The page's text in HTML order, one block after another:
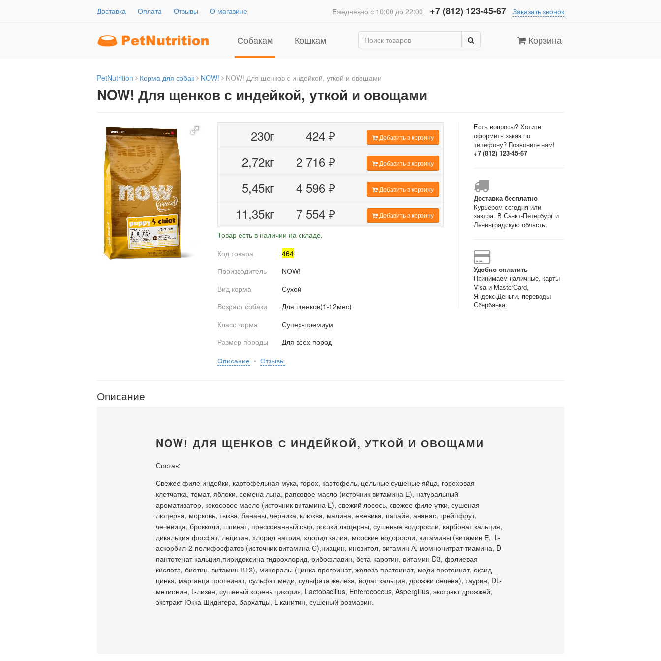
Доставка Оплата Отзывы О магазине Ежедневно с 10:00 до 22:00 +7 (812) 123-45-67 Заказать звонок
Собакам Кошкам Корзина
PetNutrition Корма для собак NOW! NOW! Для щенков с индейкой, уткой и овощами
NOW! Для щенков с индейкой, уткой и овощами
230г 424 ₽ Добавить в корзину
2,72кг 2 716 ₽ Добавить в корзину
5,45кг 4 596 ₽ Добавить в корзину
11,35кг 7 554 ₽ Добавить в корзину
Товар есть в наличии на складе.
Код товара
464
Производитель
NOW!
Вид корма
Сухой
Возраст собаки
Для щенков(1-12мес)
Класс корма
Супер-премиум
Размер породы
Для всех пород
Описание • Отзывы
Есть вопросы? Хотите
оформить заказ по
телефону? Позвоните нам!
+7 (812) 123-45-67
Доставка бесплатно
Курьером сегодня или
завтра. В Санкт-Петербург и
Ленинградскую область.
Удобно оплатить
Принимаем наличные, карты
Visa и MasterCard,
Яндекс.Деньги, переводы
Сбербанка.
Описание
NOW! ДЛЯ ЩЕНКОВ С ИНДЕЙКОЙ, УТКОЙ И ОВОЩАМИ
Состав:
Свежее филе индейки, картофельная мука, горох, картофель, цельные сушеные яйца, гороховая
клетчатка, томат, яблоки, семена льна, рапсовое масло (источник витамина Е), натуральный
ароматизатор, кокосовое масло (источник витамина Е), свежий лосось, свежее филе утки, сушеная
люцерна, морковь, тыква, бананы, черника, клюква, малина, ежевика, папайя, ананас, грейпфрут,
чечевица, брокколи, шпинат, прессованный сыр, ростки люцерны, сушеные водоросли, карбонат кальция,
дикальция фосфат, лецитин, хлорид натрия, хлорид калия, морские водоросли, витамины (витамин Е, L-
аскорбил-2-полифосфатов (источник витамина С),ниацин, инозитол, витамин А, момнонитрат тиамина, D-
пантотенат кальция,пиридоксина гидрохлорид, рибофлавин, бета-каротин, витамин D3, фолиевая
кислота, биотин, витамин В12), минералы (цинка протеинат, железа протеинат, меди протеинат, оксид
цинка, марганца протеинат, сульфат меди, сульфата железа, йодат кальция, дрожжи селена), таурин, DL-
метионин, L-лизин, сушеный корень цикория, Lactobacillus, Enterococcus, Aspergillus, экстракт дрожжей,
экстракт Юкка Шидигера, бархатцы, L-канитин, сушеный розмарин.